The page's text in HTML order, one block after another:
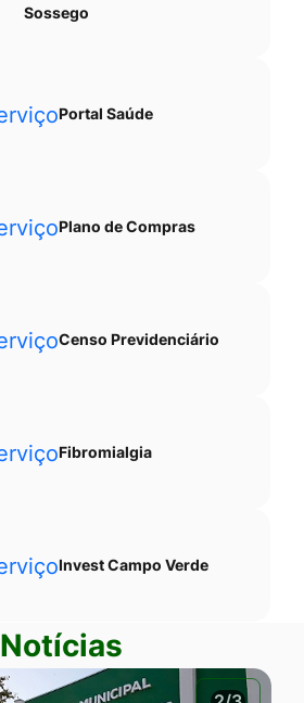
Sossego
Portal Saúde
Plano de Compras
Censo Previdenciário
Fibromialgia
Invest Campo Verde
Notícias